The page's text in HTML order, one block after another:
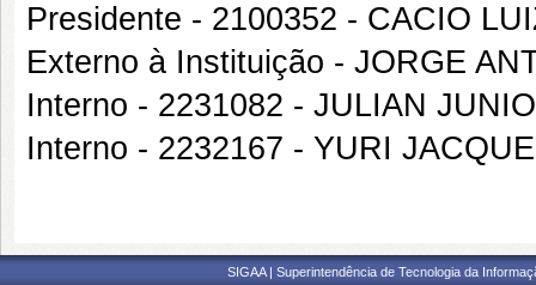
Presidente - 2100352 - CACIO
Externo à Instituição - JORGE
Interno - 2231082 - JULIAN
Interno - 2232167 - YURI
SIGAA | Superintendência de Tecnologia da